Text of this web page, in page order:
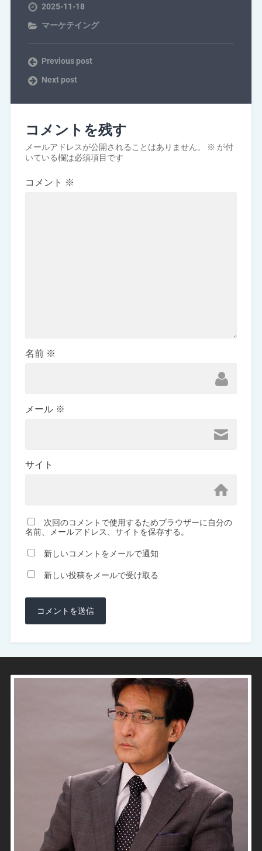
2025-11-18
マーケテイング
Previous post
Next post
コメントを残す
メールアドレスが公開されることはありません。 ※ が付
いている欄は必須項目です
コメント ※
名前 ※
メール ※
サイト
次回のコメントで使用するためブラウザーに自分の
名前、メールアドレス、サイトを保存する。
新しいコメントをメールで通知
新しい投稿をメールで受け取る